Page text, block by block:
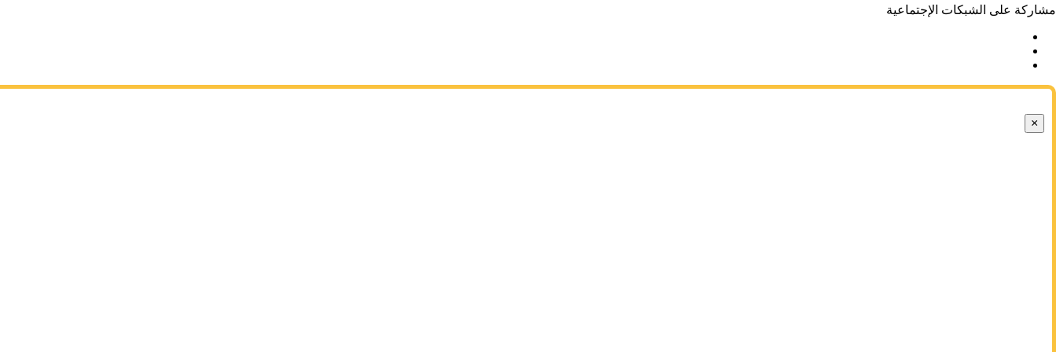
مشاركة على الشبكات الإجتماعية
×